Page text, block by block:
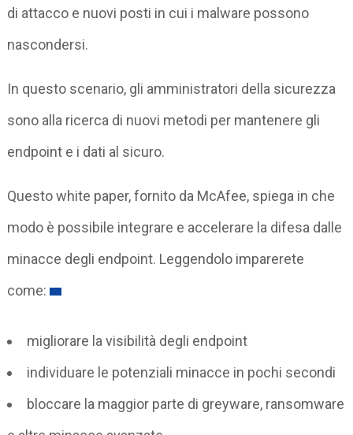
di attacco e nuovi posti in cui i malware possono
nascondersi.
In questo scenario, gli amministratori della sicurezza
sono alla ricerca di nuovi metodi per mantenere gli
endpoint e i dati al sicuro.
Questo white paper, fornito da McAfee, spiega in che
modo è possibile integrare e accelerare la difesa dalle
minacce degli endpoint. Leggendolo imparerete
come:
migliorare la visibilità degli endpoint
individuare le potenziali minacce in pochi secondi
bloccare la maggior parte di greyware, ransomware